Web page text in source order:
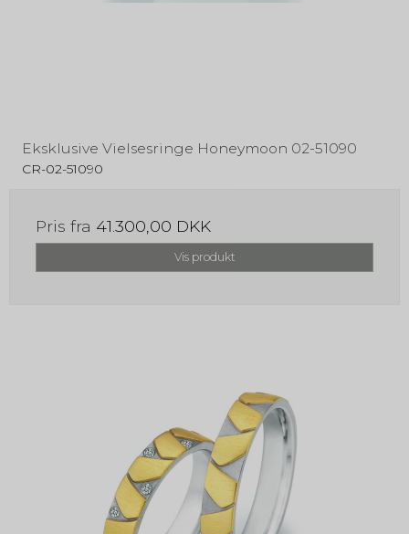
Eksklusive Vielsesringe Honeymoon 02-51090
CR-02-51090
Pris fra 41.300,00 DKK
Vis produkt